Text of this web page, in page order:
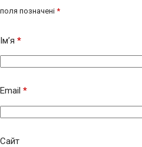
поля позначені *
Ім’я *
Email *
Сайт